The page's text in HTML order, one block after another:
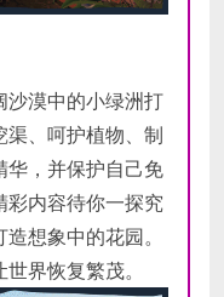
沙漠中的小绿洲打
、呵护植物、制
华，并保护自己免
彩内容待你一探究
想象中的花园。
界恢复繁茂。